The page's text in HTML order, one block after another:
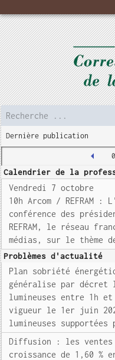
Dernière publication
Calendrier de la
Vendredi 7 octobre
10h Arcom / REFRAM
conférence des
REFRAM, le réseau
médias, sur le thème
Problèmes d'actualité
Plan sobriété
généralise par
lumineuses entre 1h
vigueur le 1er juin
lumineuses
Diffusion : les ventes
croissance de 1,60 %